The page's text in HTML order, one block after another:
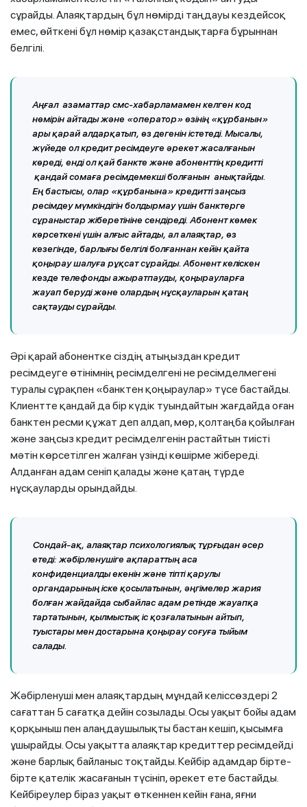
сұрайды. Алаяқтардың бұл нөмірді таңдауы кездейсоқ
емес, өйткені бұл нөмір қазақстандықтарға бұрыннан
белгілі.
Аңғал азаматтар смс-хабарламамен келген код
нөмірін айтады және «оператор» өзінің «құрбанын»
ары қарай алдарқатып, өз дегенін істетеді. Мысалы,
жүйеде ол кредит ресімдеуге әрекет жасалғанын
көреді, енді ол қай банкте және абоненттің кредитті
қандай сомаға ресімдемекші болғанын анықтайды.
Ең бастысы, олар «құрбанына» кредитті заңсыз
ресімдеу мүмкіндігін болдырмау үшін банктерге
сұраныстар жіберетініне сендіреді. Абонент көмек
көрсеткені үшін алғыс айтады, ал алаяқтар, өз
кезегінде, барлығы белгілі болғаннан кейін қайта
қоңырау шалуға рұқсат сұрайды. Абонент келіскен
кезде телефонды ажыратпауды, қоңырауларға
жауап беруді және олардың нұсқауларын қатаң
сақтауды сұрайды.
Әрі қарай абонентке сіздің атыңыздан кредит
ресімдеуге өтінімнің ресімделгені не ресімделмегені
туралы сұрақпен «банктен қоңыраулар» түсе бастайды.
Клиентте қандай да бір күдік туындайтын жағдайда оған
банктен ресми құжат деп алдап, мөр, қолтаңба қойылған
және заңсыз кредит ресімделгенін растайтын тиісті
мәтін көрсетілген жалған үзінді көшірме жібереді.
Алданған адам сеніп қалады және қатаң түрде
нұсқауларды орындайды.
Сондай-ақ, алаяқтар психологиялық тұрғыдан әсер
етеді: жәбірленушіге ақпараттың аса
конфиденциалды екенін және тіпті қарулы
органдарының іске қосылатынын, әңгімелер жария
болған жайдайда сыбайлас адам ретінде жауапқа
тартатынын, қылмыстық іс қозғалатынын айтып,
туыстары мен достарына қоңырау соғуға тыйым
салады.
Жәбірленуші мен алаяқтардың мұндай келіссөздері 2
сағаттан 5 сағатқа дейін созылады. Осы уақыт бойы адам
қорқыныш пен алаңдаушылықты бастан кешіп, қысымға
ұшырайды. Осы уақытта алаяқтар кредиттер ресімдейді
және барлық байланыс тоқтайды. Кейбір адамдар бірте-
бірте қателік жасағанын түсініп, әрекет ете бастайды.
Кейбіреулер біраз уақыт өткеннен кейін ғана, яғни